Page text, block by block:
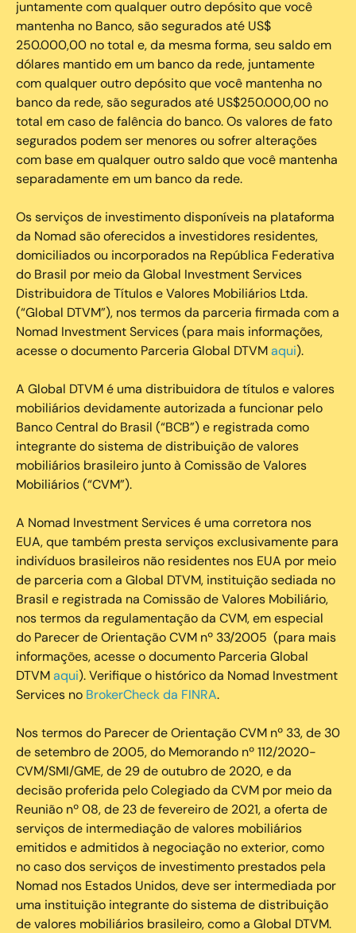
juntamente com qualquer outro depósito que você
mantenha no Banco, são segurados até US$
250.000,00 no total e, da mesma forma, seu saldo em
dólares mantido em um banco da rede, juntamente
com qualquer outro depósito que você mantenha no
banco da rede, são segurados até US$250.000,00 no
total em caso de falência do banco. Os valores de fato
segurados podem ser menores ou sofrer alterações
com base em qualquer outro saldo que você mantenha
separadamente em um banco da rede.
Os serviços de investimento disponíveis na plataforma
da Nomad são oferecidos a investidores residentes,
domiciliados ou incorporados na República Federativa
do Brasil por meio da Global Investment Services
Distribuidora de Títulos e Valores Mobiliários Ltda.
(“Global DTVM”), nos termos da parceria firmada com a
Nomad Investment Services (para mais informações,
acesse o documento Parceria Global DTVMaqui).
A Global DTVM é uma distribuidora de títulos e valores
mobiliários devidamente autorizada a funcionar pelo
Banco Central do Brasil (“BCB”) e registrada como
integrante do sistema de distribuição de valores
mobiliários brasileiro junto à Comissão de Valores
Mobiliários (“CVM”).
‍A Nomad Investment Services é uma corretora nos
EUA, que também presta serviços exclusivamente para
indivíduos brasileiros não residentes nos EUA por meio
de parceria com a Global DTVM, instituição sediada no
Brasil e registrada na Comissão de Valores Mobiliário,
nos termos da regulamentação da CVM, em especial
do Parecer de Orientação CVM nº 33/2005 (para mais
informações, acesse o documento Parceria Global
DTVMaqui). Verifique o histórico da Nomad Investment
Services no BrokerCheck da FINRA.
Nos termos do Parecer de Orientação CVM nº 33, de 30
de setembro de 2005, do Memorando nº 112/2020-
CVM/SMI/GME, de 29 de outubro de 2020, e da
decisão proferida pelo Colegiado da CVM por meio da
Reunião nº 08, de 23 de fevereiro de 2021, a oferta de
serviços de intermediação de valores mobiliários
emitidos e admitidos à negociação no exterior, como
no caso dos serviços de investimento prestados pela
Nomad nos Estados Unidos, deve ser intermediada por
uma instituição integrante do sistema de distribuição
de valores mobiliários brasileiro, como a Global DTVM.